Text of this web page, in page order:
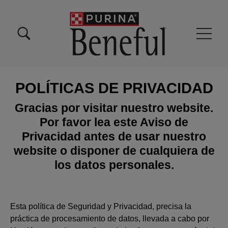
POLÍTICAS DE PRIVACIDAD
Gracias por visitar nuestro website.
Por favor lea este Aviso de
Privacidad antes de usar nuestro
website o disponer de cualquiera de
los datos personales.
Esta política de Seguridad y Privacidad, precisa la
práctica de procesamiento de datos, llevada a cabo por